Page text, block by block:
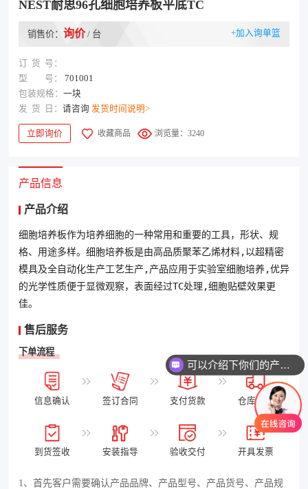
NEST耐思96孔细胞培养板平底TC
销售价：询价/ 台 +加入询单篮
订 货 号：
型
号：
701001
包装规格： 一块
发 货 日：请咨询 发货时间说明>
立即询价 收藏商品 浏览量：3240
产品信息
产品介绍
细胞培养板作为培养细胞的一种常用和重要的工具，形状、规
格、用途多样。细胞培养板是由高品质聚苯乙烯材料,以超精密
模具及全自动化生产工艺生产,产品应用于实验室细胞培养,优异
的光学性质便于显微观察，表面经过TC处理,细胞贴壁效果更
佳。
售后服务
下单流程
信息确认 签订合同 支付货款 仓库发货
到货签收 安装指导 验收交付 开具发票
1、首先客户需要确认产品品牌、产品型号、产品货号、产品规
可以介绍下你们的产品么